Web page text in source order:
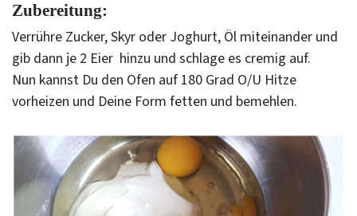
Zubereitung:
Verrühre Zucker, Skyr oder Joghurt, Öl miteinander und
gib dann je 2 Eier hinzu und schlage es cremig auf.
Nun kannst Du den Ofen auf 180 Grad O/U Hitze
vorheizen und Deine Form fetten und bemehlen.